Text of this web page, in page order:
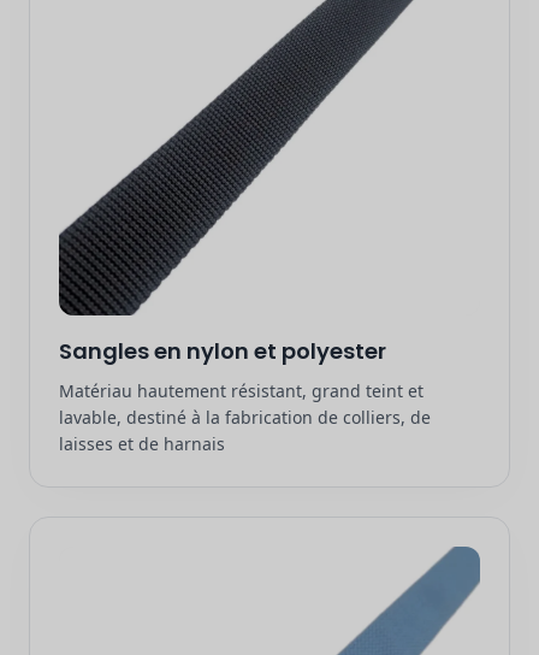
Sangles en nylon et polyester
Matériau hautement résistant, grand teint et
lavable, destiné à la fabrication de colliers, de
laisses et de harnais